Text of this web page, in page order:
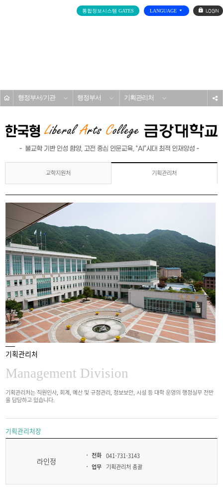
통합정보시스템 GATES LANGUAGE
로
그
행정부서/기관 행정부서 기획관리처
교학지원처 기획관리처
기획관리처
Management Division
기획관리처는 직원인사, 회계, 예산 및 규정관리, 정보보안, 시설 등 대학 운영의 행정실무 전반
을 담당하고 있습니다.
기획관리처장
라인정
전화 041-731-3143
업무
기획관리처 총괄